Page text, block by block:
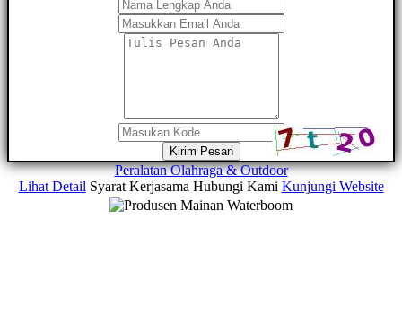
Kirim Pesan
Peralatan Olahraga & Outdoor
Lihat Detail Syarat Kerjasama Hubungi Kami Kunjungi Website